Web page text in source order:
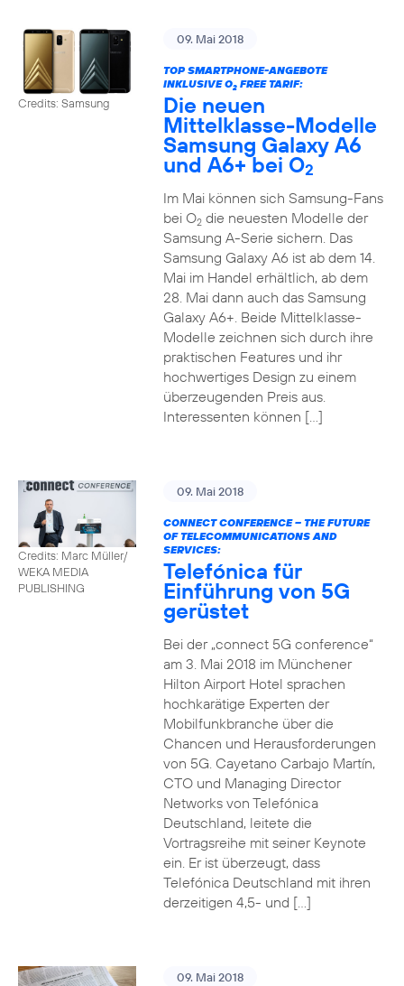
Credits: Samsung
09. Mai 2018
TOP SMARTPHONE-ANGEBOTE
INKLUSIVE O2FREE TARIF:
Die neuen
Mittelklasse-Modelle
Samsung Galaxy A6
und A6+ bei O2
Im Mai können sich Samsung-Fans
bei O2die neuesten Modelle der
Samsung A-Serie sichern. Das
Samsung Galaxy A6 ist ab dem 14.
Mai im Handel erhältlich, ab dem
28. Mai dann auch das Samsung
Galaxy A6+. Beide Mittelklasse-
Modelle zeichnen sich durch ihre
praktischen Features und ihr
hochwertiges Design zu einem
überzeugenden Preis aus.
Interessenten können […]
Credits: Marc Müller/
WEKA MEDIA
PUBLISHING
09. Mai 2018
CONNECT CONFERENCE – THE FUTURE
OF TELECOMMUNICATIONS AND
SERVICES:
Telefónica für
Einführung von 5G
gerüstet
Bei der „connect 5G conference“
am 3. Mai 2018 im Münchener
Hilton Airport Hotel sprachen
hochkarätige Experten der
Mobilfunkbranche über die
Chancen und Herausforderungen
von 5G. Cayetano Carbajo Martín,
CTO und Managing Director
Networks von Telefónica
Deutschland, leitete die
Vortragsreihe mit seiner Keynote
ein. Er ist überzeugt, dass
Telefónica Deutschland mit ihren
derzeitigen 4,5- und […]
09. Mai 2018